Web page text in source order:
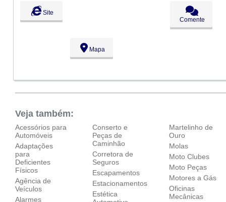
Seg:
Ter:
Qua:
09:00 - 18:00
09:00 - 18:00
Fechado
Fechado
Site
Comente
Mapa
Veja também:
Acessórios para
Automóveis
Adaptações
para
Deficientes
Físicos
Agência de
Veículos
Alarmes
Conserto e
Peças de
Caminhão
Corretora de
Seguros
Escapamentos
Estacionamentos
Estética
Martelinho de
Ouro
Molas
Moto Clubes
Moto Peças
Motores a Gás
Oficinas
Mecânicas